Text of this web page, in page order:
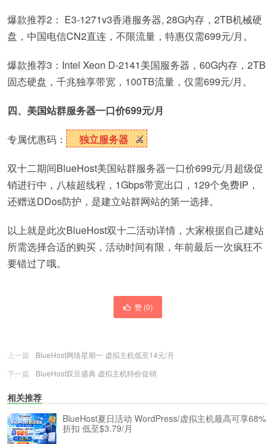
爆款推荐2： E3-1271v3香港服务器, 28G内存，2TB机械硬
盘，中国电信CN2直连，不限流量，特惠仅需699元/月。
爆款推荐3：Intel Xeon D-2141美国服务器，60G内存，2TB
固态硬盘，千兆独享带宽，100TB流量，仅需699元/月。
四、美国站群服务器一口价699元/月
专属优惠码： 独立服务器
双十二期间BlueHost美国站群服务器一口价699元/月超级促
销进行中，八核超线程，1Gbps带宽出口，129个免费IP，
还赠送DDos防护，是建立站群网站的第一选择。
以上就是此次BlueHost双十二活动详情，大家根据自己建站
所需选择合适的购买，活动时间有限，年前最后一次疯狂不
要错过了哦。
赞 (0)
上一篇
BlueHost网络星期一 虚拟主机低至14元/月
下一篇
BlueHost双旦盛典 虚拟主机特价促销
相关推荐
BlueHost夏日活动 WordPress/虚拟主机最高可享68%
折扣 低至$3.79/月